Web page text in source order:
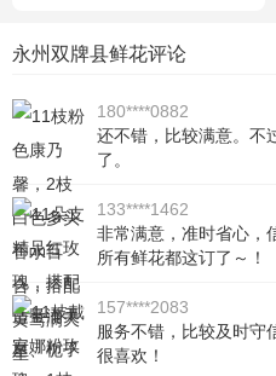
永州双牌县鲜花评论
180****0882
还不错，比较满意。不
了。
133****1462
非常满意，准时省心，
所有鲜花都这订了～！
157****2083
服务不错，比较及时守
很喜欢！